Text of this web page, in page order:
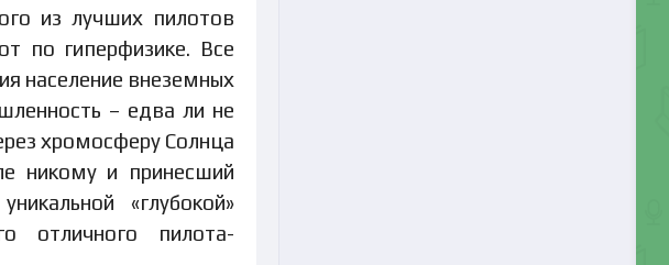
из лучших пилотов
по гиперфизике. Все
население внеземных
– едва ли не
хромосферу Солнца
никому и принесший
«глубокой»
отличного пилота-